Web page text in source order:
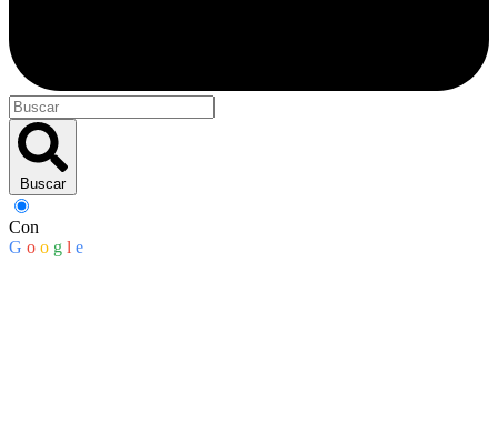
Buscar
Con
G o o g l e